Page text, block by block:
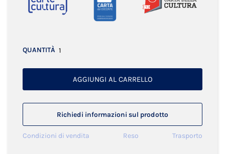
QUANTITÀ
AGGIUNGI AL CARRELLO
Richiedi informazioni sul prodotto
Condizioni di vendita Reso Trasporto